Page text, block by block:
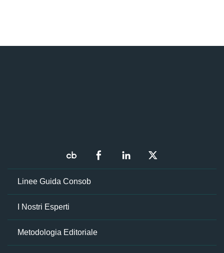
Linee Guida Consob
I Nostri Esperti
Metodologia Editoriale